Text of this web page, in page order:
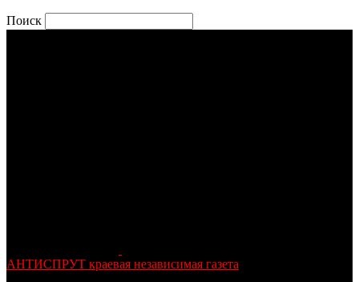
Поиск
АНТИСПРУТ краевая независимая газета